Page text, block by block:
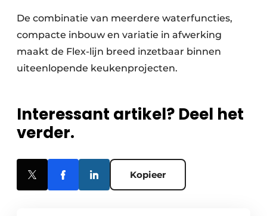
De combinatie van meerdere waterfuncties,
compacte inbouw en variatie in afwerking
maakt de Flex-lijn breed inzetbaar binnen
uiteenlopende keukenprojecten.
Interessant artikel? Deel het
verder.
Kopieer